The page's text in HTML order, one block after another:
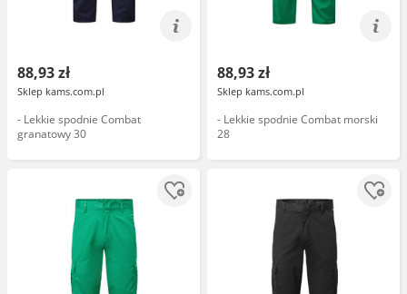
88,93 zł
Sklep kams.com.pl
- Lekkie spodnie Combat
granatowy 30
88,93 zł
Sklep kams.com.pl
- Lekkie spodnie Combat morski
28